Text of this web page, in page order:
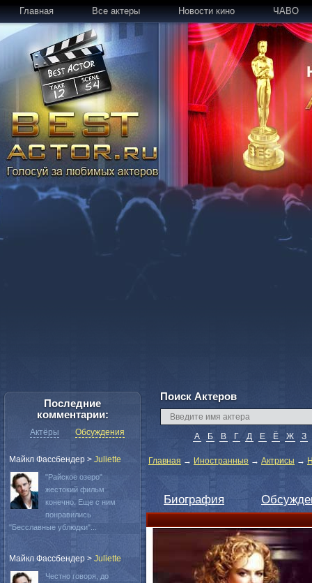
Главная Все актеры Новости кино ЧАВО
Поиск Актеров
А Б В Г Д Е Ё Ж З
Главная → Иностранные → Актрисы →
Биография
Последние
комментарии:
Актёры Обсуждения
Майкл Фассбендер > Juliette
"Райское озеро"
жестокий фильм
конечно. Еще с ним
понравились
"Бесславные ублюдки"...
Майкл Фассбендер > Juliette
Честно говоря, до